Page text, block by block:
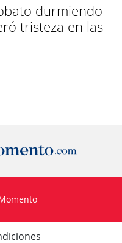
durmiendo
tristeza en las